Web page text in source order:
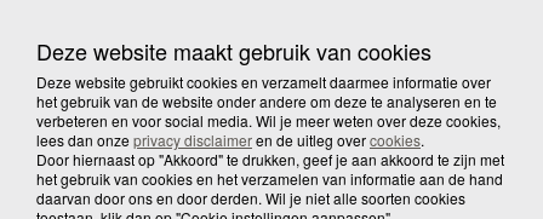
Deze website maakt gebruik van cookies
Deze website gebruikt cookies en verzamelt daarmee informatie over
het gebruik van de website onder andere om deze te analyseren en te
verbeteren en voor social media. Wil je meer weten over deze cookies,
lees dan onzeprivacy disclaimeren de uitleg overcookies.
Door hiernaast op "Akkoord" te drukken, geef je aan akkoord te zijn met
het gebruik van cookies en het verzamelen van informatie aan de hand
daarvan door ons en door derden. Wil je niet alle soorten cookies
© 2026 Wooove Privacy Disclaimer Sitemap
Cookies